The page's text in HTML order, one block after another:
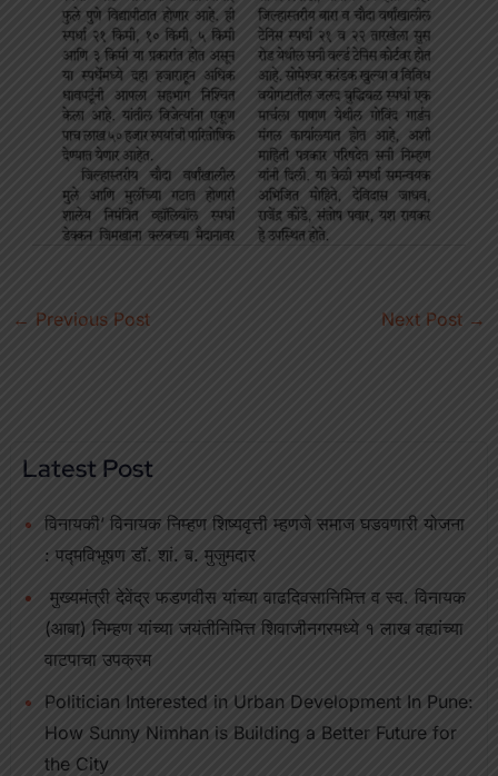
← Previous Post Next Post →
Latest Post
विनायकी’ विनायक निम्हण शिष्यवृत्ती म्हणजे समाज घडवणारी योजना
: पद्मविभूषण डॉ. शां. ब. मुजुमदार
मुख्यमंत्री देवेंद्र फडणवीस यांच्या वाढदिवसानिमित्त व स्व. विनायक
(आबा) निम्हण यांच्या जयंतीनिमित्त शिवाजीनगरमध्ये १ लाख वह्यांच्या
वाटपाचा उपक्रम
Politician Interested in Urban Development In Pune:
How Sunny Nimhan is Building a Better Future for
the City